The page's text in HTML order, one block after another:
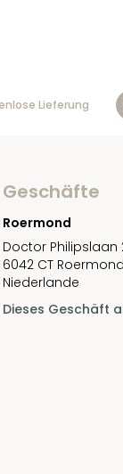
Lieferung
Geschäfte
Roermond
Doctor Philipslaan
6042 CT Roermond
Niederlande
Dieses Geschäft